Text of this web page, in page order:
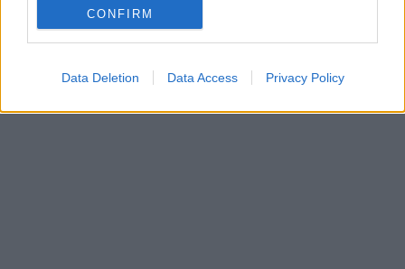
CONFIRM
Data Deletion Data Access Privacy Policy